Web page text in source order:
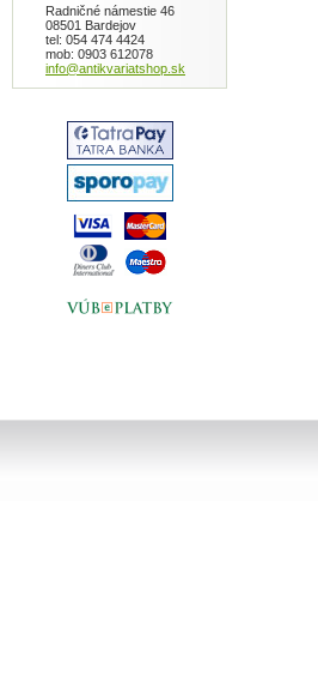
Radničné námestie 46
08501 Bardejov
tel: 054 474 4424
mob: 0903 612078
info@antikvariatshop.sk